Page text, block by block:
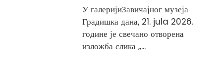
У галеријиЗавичајног музеја
Градишка дана, 21. jula 2026.
године је свечано отворена
изложба слика „...